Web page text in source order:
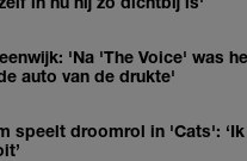
'Na 'The Voice' was
auto van de drukte'
speelt droomrol in 'Cats':